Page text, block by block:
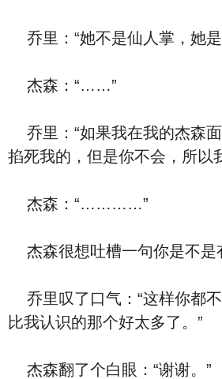
乔里：“她不是仙人掌，她是
杰森：“……”
乔里：“如果我在我的杰森
掐死我的，但是你不会，所以
杰森：“…………”
杰森很想吐槽一句你是不是
乔里叹了口气：“这样你都
比我认识的那个好太多了。”
杰森翻了个白眼：“谢谢。”